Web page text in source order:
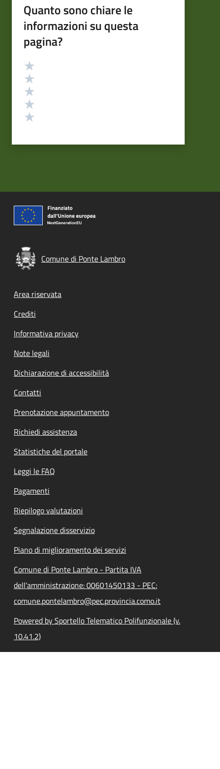
Quanto sono chiare le
informazioni su questa
pagina?
Valutazione
Comune di Ponte Lambro
Footer menu
Area riservata
Crediti
Informativa privacy
Note legali
Dichiarazione di accessibilità
Contatti
Prenotazione appuntamento
Richiedi assistenza
Statistiche del portale
Leggi le FAQ
Pagamenti
Riepilogo valutazioni
Segnalazione disservizio
Piano di miglioramento dei servizi
Comune di Ponte Lambro - Partita IVA
dell'amministrazione: 00601450133 - PEC:
comune.pontelambro@pec.provincia.como.it
Powered by Sportello Telematico Polifunzionale (v.
10.41.2)